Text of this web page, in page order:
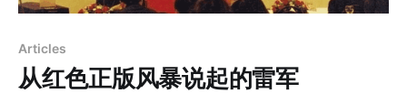
Articles
从红色正版风暴说起的雷军